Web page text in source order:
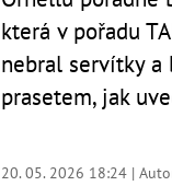
která v pořadu
nebral servítky a
prasetem, jak
20. 05. 2026 18:24 |